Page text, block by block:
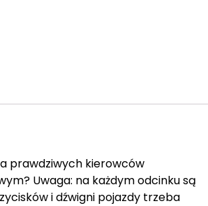
prawdziwych kierowców
Uwaga: na każdym odcinku są
i dźwigni pojazdy trzeba